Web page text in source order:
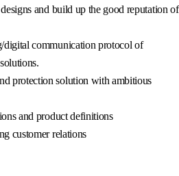
designs and build up the good reputation of
digital communication protocol of
protection solution with ambitious
and product definitions
customer relations